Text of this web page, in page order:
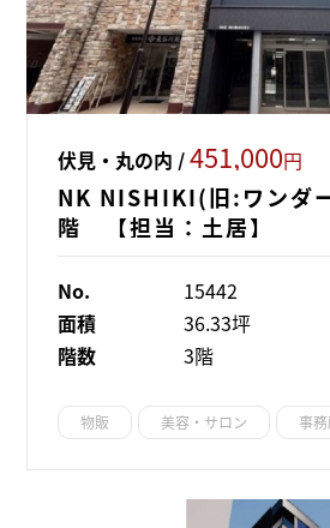
伏見・丸の内 /451,000円
NK NISHIKI(旧:ワン
階 【担当：土居】
No.
15442
面積
36.33坪
階数
3階
物販 美容・サロン 事